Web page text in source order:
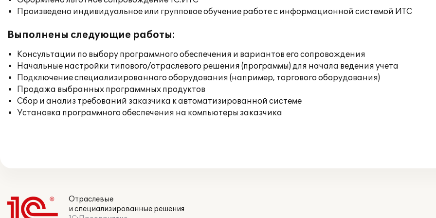
Произведено индивидуальное или групповое обучение работе с информационной системой ИТС
Выполнены следующие работы:
Консультации по выбору программного обеспечения и вариантов его сопровождения
Начальные настройки типового/отраслевого решения (программы) для начала ведения учета
Подключение специализированного оборудования (например, торгового оборудования)
Продажа выбранных программных продуктов
Сбор и анализ требований заказчика к автоматизированной системе
Установка программного обеспечения на компьютеры заказчика
Отраслевые
и специализированные решения